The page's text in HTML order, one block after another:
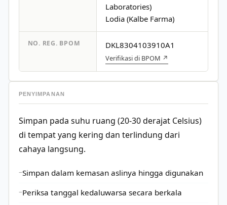
Laboratories)
Lodia (Kalbe Farma)
NO. REG. BPOM DKL8304103910A1
Verifikasi di BPOM ↗
PENYIMPANAN
Simpan pada suhu ruang (20-30 derajat Celsius)
di tempat yang kering dan terlindung dari
cahaya langsung.
Simpan dalam kemasan aslinya hingga digunakan
Periksa tanggal kedaluwarsa secara berkala